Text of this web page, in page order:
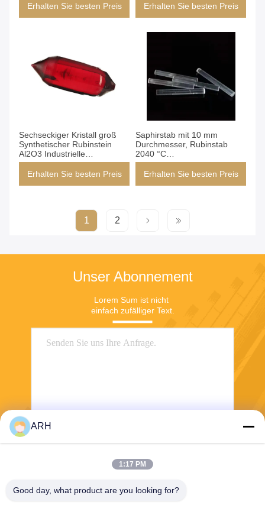
Erhalten Sie besten Preis
Erhalten Sie besten Preis
Sechseckiger Kristall groß
Synthetischer Rubinstein
Al2O3 Industrielle
Verwendung
Erhalten Sie besten Preis
Saphirstab mit 10 mm
Durchmesser, Rubinstab
2040 °C
Temperaturbeständigkeit
Erhalten Sie besten Preis
1 2
Unser Abonnement
Lorem Sum ist nicht
einfach zufälliger Text.
Senden Sie
ARH
1:17 PM
Good day, what product are you looking for?